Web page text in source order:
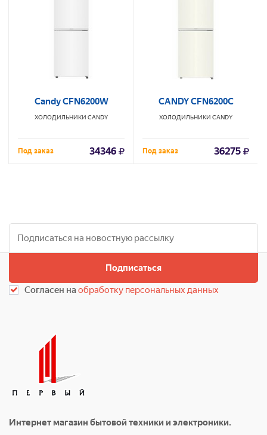
Candy CFN6200W
ХОЛОДИЛЬНИКИ CANDY
Под заказ 34346
CANDY CFN6200C
ХОЛОДИЛЬНИКИ CANDY
Под заказ 36275
Подписаться
Согласен наобработку персональных данных
Интернет магазин бытовой техники и электроники.